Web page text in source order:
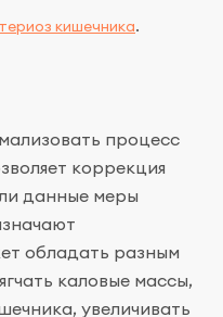
кишечника.
процесс
коррекция
данные меры
обладать разным
каловые массы,
увеличивать